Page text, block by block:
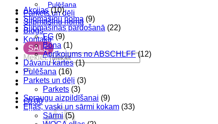
Pulēšana
Parkets un dēļi
Slīpmašīnu noma
Blogs
Kontakti
SALE
Meklēt:
€0,00
Akcijas (10)
Slīpmašīnu noma (9)
Slīpmašīnas pārdošanā (22)
FG (9)
Bona (1)
Aprīkojums no ABSCHLFF (12)
Dāvanu kartes (1)
Pulēšana (16)
Parkets un dēļi (3)
Parkets (3)
Spraugu aizpildīšanai (9)
Eļļas, vaski un sārmi kokam (33)
Sārmi (5)